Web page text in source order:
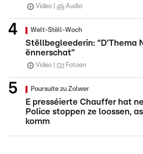
Video Audio
Welt-Stëll-Woch
Stëllbegleederin: “D’Thema
ënnerschat”
Video Fotoen
Poursuite zu Zolwer
E presséierte Chauffer hat
Police stoppen ze loossen,
komm